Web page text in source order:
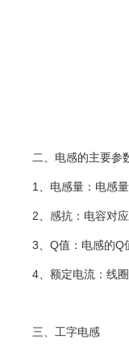
二、电感的主要参
1、电感量：电感
2、感抗：电容对
3、Q值：电感的Q
4、额定电流：线
三、工字电感